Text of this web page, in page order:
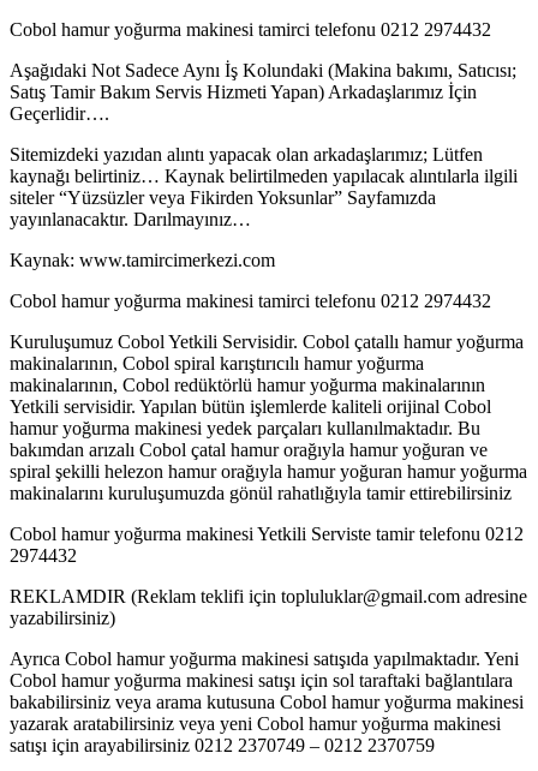
Cobol hamur yoğurma makinesi tamirci telefonu 0212 2974432
Aşağıdaki Not Sadece Aynı İş Kolundaki (Makina bakımı, Satıcısı;
Satış Tamir Bakım Servis Hizmeti Yapan) Arkadaşlarımız İçin
Geçerlidir….
Sitemizdeki yazıdan alıntı yapacak olan arkadaşlarımız; Lütfen
kaynağı belirtiniz… Kaynak belirtilmeden yapılacak alıntılarla ilgili
siteler “Yüzsüzler veya Fikirden Yoksunlar” Sayfamızda
yayınlanacaktır. Darılmayınız…
Kaynak: www.tamircimerkezi.com
Cobol hamur yoğurma makinesi tamirci telefonu 0212 2974432
Kuruluşumuz Cobol Yetkili Servisidir. Cobol çatallı hamur yoğurma
makinalarının, Cobol spiral karıştırıcılı hamur yoğurma
makinalarının, Cobol redüktörlü hamur yoğurma makinalarının
Yetkili servisidir. Yapılan bütün işlemlerde kaliteli orijinal Cobol
hamur yoğurma makinesi yedek parçaları kullanılmaktadır. Bu
bakımdan arızalı Cobol çatal hamur orağıyla hamur yoğuran ve
spiral şekilli helezon hamur orağıyla hamur yoğuran hamur yoğurma
makinalarını kuruluşumuzda gönül rahatlığıyla tamir ettirebilirsiniz
Cobol hamur yoğurma makinesi Yetkili Serviste tamir telefonu 0212
2974432
REKLAMDIR (Reklam teklifi için topluluklar@gmail.com adresine
yazabilirsiniz)
Ayrıca Cobol hamur yoğurma makinesi satışıda yapılmaktadır. Yeni
Cobol hamur yoğurma makinesi satışı için sol taraftaki bağlantılara
bakabilirsiniz veya arama kutusuna Cobol hamur yoğurma makinesi
yazarak aratabilirsiniz veya yeni Cobol hamur yoğurma makinesi
satışı için arayabilirsiniz 0212 2370749 – 0212 2370759